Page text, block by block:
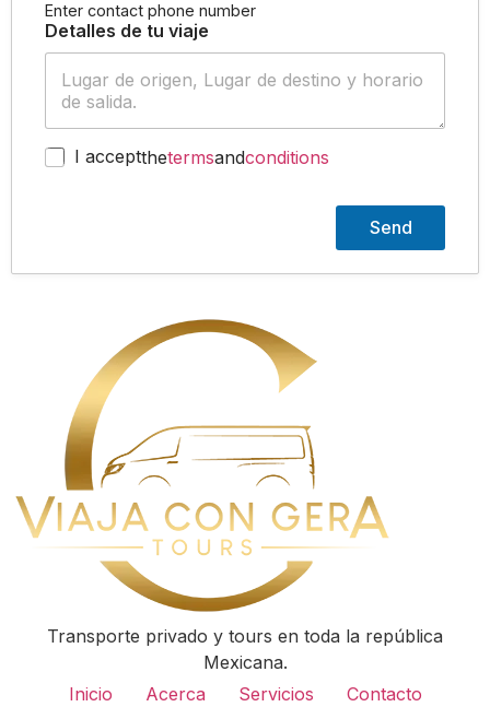
Enter contact phone number
Detalles de tu viaje
I acceptthetermsandconditions
Transporte privado y tours en toda la república
Mexicana.
Inicio
Acerca Servicios Contacto